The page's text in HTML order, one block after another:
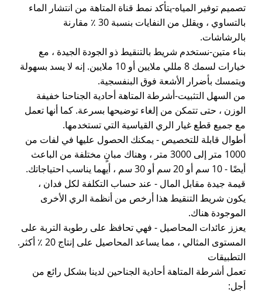
تصميم توفير المياه-يتأكد نمط قناة المتاهة من انتشار الماء
بالتساوي ، ويقلل من النفايات بنسبة 30 ٪ مقارنة
بالرشاشات.
بناء متين-نستخدم شريط بالتنقيط ذو الجودة الجيدة ، مع
خيارات لسمك 8 مللي ملايين أو 10 ملايين. إنه لا يسد بسهولة
ويتمسك بأضرار الأشعة فوق البنفسجية.
من السهل التثبيت-أشرطة المتاهة أحادية الجناحنا خفيفة
الوزن ، حتى تتمكن من إلغاء توضيحها بسرعة. كما أنها تعمل
مع جميع قطع غيار الري القياسية التي تستخدمها.
أطوال قابلة للتخصيص - يمكنك الحصول عليها في لفات من
1000 متر إلى 3000 متر ، وهناك مبانٍ مختلفة من الباعث
أيضًا - 10 سم أو 20 سم أو 30 سم ، أيهما يناسب احتياجاتك.
قيمة جيدة مقابل المال - عند حساب التكلفة لكل فدان ،
يكون شريط التنقيط هذا أرخص من أنظمة الري الأخرى
الموجودة هناك.
يعزز عائدات المحاصيل - فهي تحافظ على رطوبة التربة على
المستوى المثالي ، مما يساعد المحاصيل على إنتاج 20 ٪ أكثر.
التطبيقات
تعمل أشرطة المتاهة أحادية الجناحين لدينا بشكل رائع من
أجل: